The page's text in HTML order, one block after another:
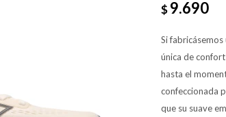
$9.690
Si
única de
hasta el
confeccionada
que su suave